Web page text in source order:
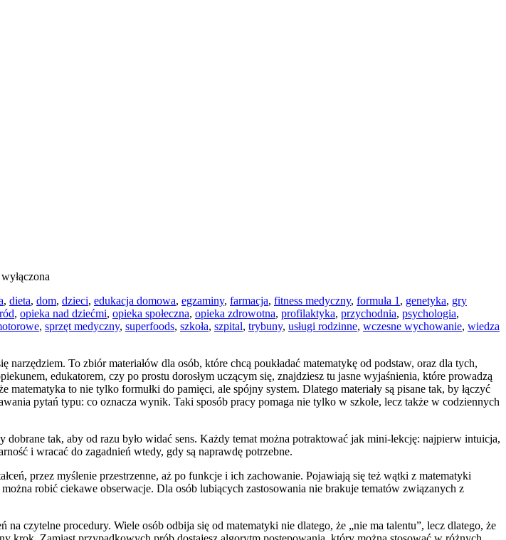
wyłączona
, dieta, dom, dzieci, edukacja domowa, egzaminy, farmacja, fitness medyczny, formuła 1 , genetyka, gry
, opieka nad dziećmi, opieka społeczna, opieka zdrowotna, profilaktyka, przychodnia, psychologia,
, sprzęt medyczny, superfoods, szkoła, szpital, trybuny, usługi rodzinne, wczesne wychowanie, wiedza
To zbiór materiałów dla osób, które chcą poukładać matematykę od podstaw, oraz dla tych,
edukatorem, czy po prostu dorosłym uczącym się, znajdziesz tu jasne wyjaśnienia, które prowadzą
matematyka to nie tylko formułki do pamięci, ale spójny system. Dlatego materiały są pisane tak, by łączyć
pytań typu: co oznacza wynik. Taki sposób pracy pomaga nie tylko w szkole, lecz także w codziennych
dobrane tak, aby od razu było widać sens. Każdy temat można potraktować jak mini-lekcję: najpierw intuicja,
i wracać do zagadnień wtedy, gdy są naprawdę potrzebne.
przez myślenie przestrzenne, aż po funkcje i ich zachowanie. Pojawiają się też wątki z matematyki
robić ciekawe obserwacje. Dla osób lubiących zastosowania nie brakuje tematów związanych z
czytelne procedury. Wiele osób odbija się od matematyki nie dlatego, że „nie ma talentu”, lecz dlatego, że